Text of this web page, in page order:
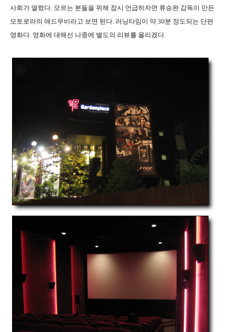
사회가 열렸다. 모르는 분들을 위해 잠시 언급하자면 류승완 감독이 만든
모토로라의 애드무비라고 보면 된다. 러닝타임이 약 30분 정도되는 단편
영화다. 영화에 대해선 나중에 별도의 리뷰를 올리겠다.